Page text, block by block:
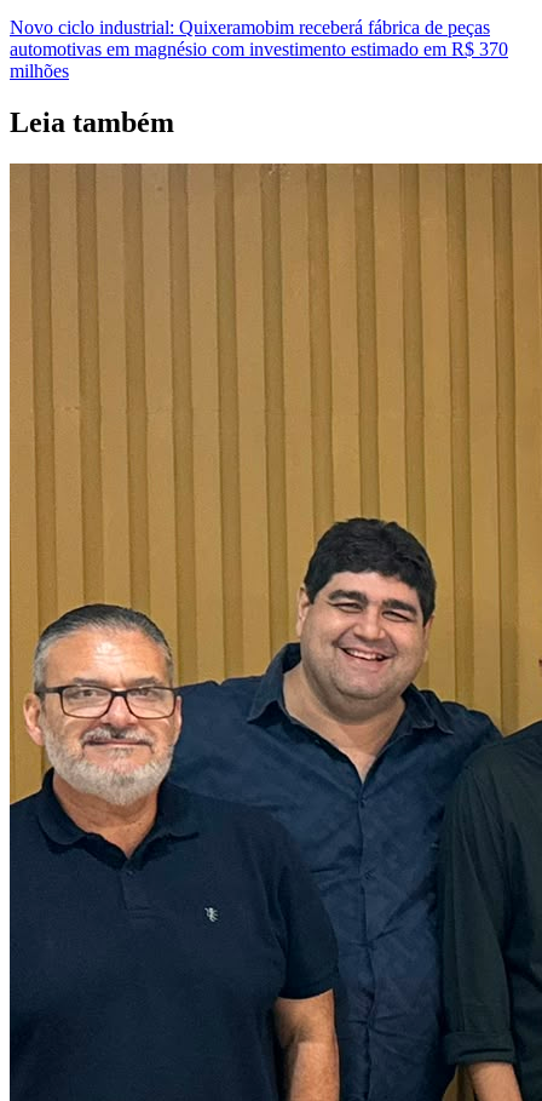
Novo ciclo industrial: Quixeramobim receberá fábrica de peças
automotivas em magnésio com investimento estimado em R$ 370
milhões
Leia também